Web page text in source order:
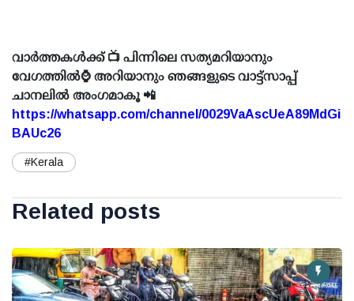
വാർത്തകൾക്ക് 📺 പിന്നിലെ സത്യമറിയാനും
വേഗത്തിൽ⌚ അറിയാനും ഞങ്ങളുടെ വാട്ട്സാപ്പ്
ചാനലിൽ അംഗമാകൂ 📲
https://whatsapp.com/channel/0029VaAscUeA89MdGi
BAUc26
#Kerala
Related posts